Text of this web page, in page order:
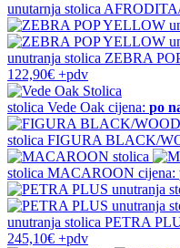
unutarnja stolica
unutranja stolica ZEBRA
122,90€ +pdv
stolica Vede Oak cijena: po
stolica FIGURA BLACK/
stolica MACAROON cijena:
unutranja stolica PETRA
245,10€ +pdv